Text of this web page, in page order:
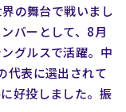
の舞台で戦いまし
バーとして、8月
グルスで活躍。中
代表に選出されて
好投しました。振